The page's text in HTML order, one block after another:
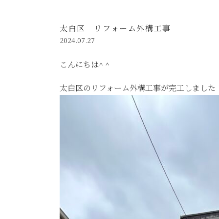
太白区 リフォーム外構工事
2024.07.27
こんにちは^ ^
太白区のリフォーム外構工事が完工しました